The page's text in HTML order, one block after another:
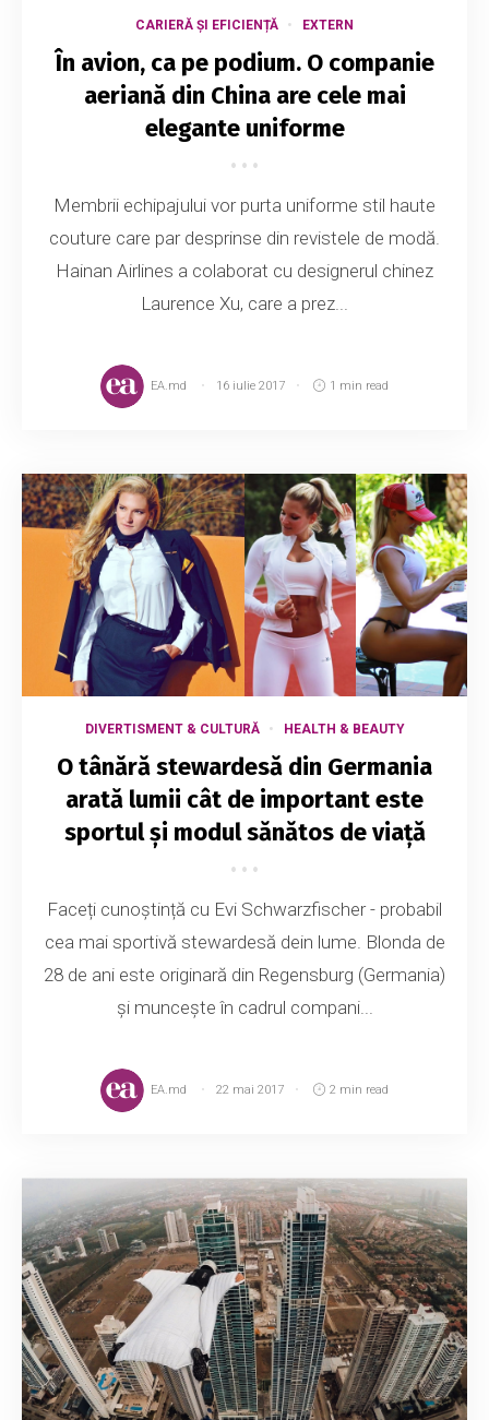
CARIERĂ ȘI EFICIENȚĂ EXTERN
În avion, ca pe podium. O companie
aeriană din China are cele mai
elegante uniforme
Membrii echipajului vor purta uniforme stil haute
couture care par desprinse din revistele de modă.
Hainan Airlines a colaborat cu designerul chinez
Laurence Xu, care a prez...
EA.md 16 iulie 2017 1 min read
DIVERTISMENT & CULTURĂ HEALTH & BEAUTY
O tânără stewardesă din Germania
arată lumii cât de important este
sportul și modul sănătos de viață
Faceți cunoștință cu Evi Schwarzfischer - probabil
cea mai sportivă stewardesă dein lume. Blonda de
28 de ani este originară din Regensburg (Germania)
și muncește în cadrul compani...
EA.md 22 mai 2017 2 min read